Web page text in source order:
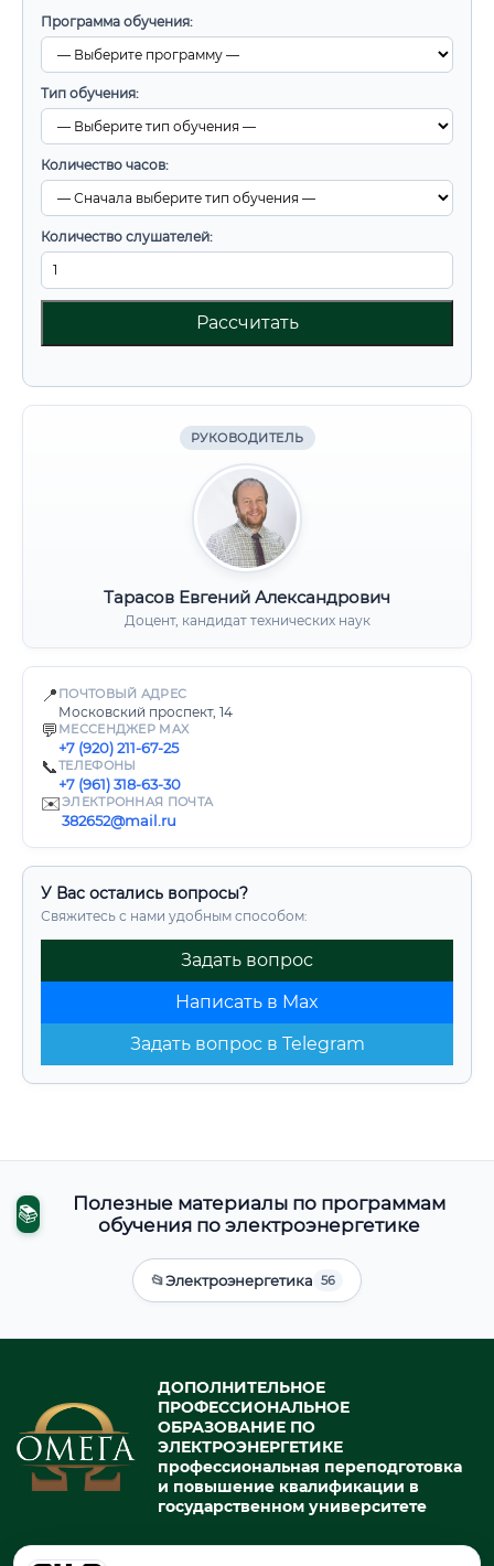
Программа обучения:
Тип обучения:
Количество часов:
Количество слушателей:
Рассчитать
РУКОВОДИТЕЛЬ
Тарасов Евгений Александрович
Доцент, кандидат технических наук
📍 ПОЧТОВЫЙ АДРЕС
Московский проспект, 14
💬 МЕССЕНДЖЕР MAX
+7 (920) 211-67-25
📞ТЕЛЕФОНЫ
+7 (961) 318-63-30
✉️ЭЛЕКТРОННАЯ ПОЧТА
382652@mail.ru
У Вас остались вопросы?
Свяжитесь с нами удобным способом:
Задать вопрос
Написать в Max
Задать вопрос в Telegram
📚
Полезные материалы по программам
обучения по электроэнергетике
📂Электроэнергетика 56
ДОПОЛНИТЕЛЬНОЕ
ПРОФЕССИОНАЛЬНОЕ
ОБРАЗОВАНИЕ ПО
ЭЛЕКТРОЭНЕРГЕТИКЕ
профессиональная переподготовка
и повышение квалификации в
государственном университете